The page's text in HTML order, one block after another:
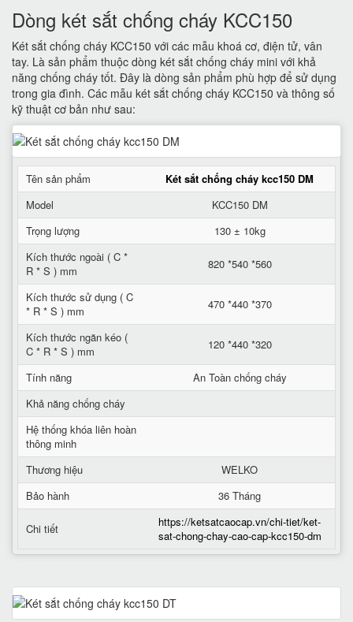
Dòng két sắt chống cháy KCC150
Két sắt chống cháy KCC150 với các mẫu khoá cơ, điện tử, vân
tay. Là sản phẩm thuộc dòng két sắt chống cháy mini với khả
năng chống cháy tốt. Đây là dòng sản phẩm phù hợp để sử dụng
trong gia đình. Các mẫu két sắt chống cháy KCC150 và thông số
kỹ thuật cơ bản như sau:
Tên sản phẩm
Két sắt chống cháy kcc150 DM
Model
KCC150 DM
Trọng lượng
130 ± 10kg
Kích thước ngoài ( C *
R * S ) mm
820 *540 *560
Kích thước sử dụng ( C
* R * S ) mm
470 *440 *370
Kích thước ngăn kéo (
C * R * S ) mm
120 *440 *320
Tính năng
An Toàn chống cháy
Khả năng chống cháy
Hệ thống khóa liên hoàn
thông minh
Thương hiệu
WELKO
Bảo hành
36 Tháng
Chi tiết
https://ketsatcaocap.vn/chi-tiet/ket-
sat-chong-chay-cao-cap-kcc150-dm